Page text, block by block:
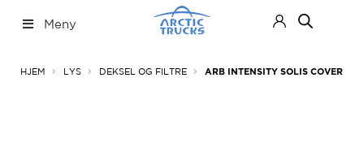
til
til
Meny
ut
HJEM LYS DEKSEL OG FILTRE ARB INTENSITY SOLIS COVER